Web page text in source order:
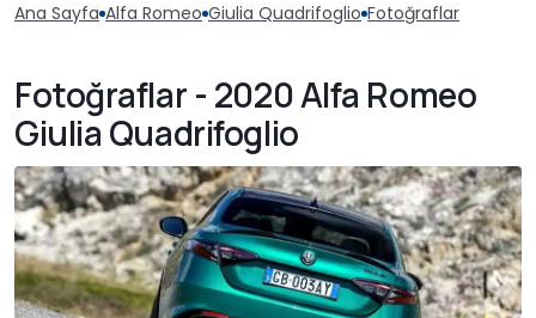
Ana Sayfa Alfa Romeo Giulia Quadrifoglio Fotoğraflar
Fotoğraflar - 2020 Alfa Romeo
Giulia Quadrifoglio